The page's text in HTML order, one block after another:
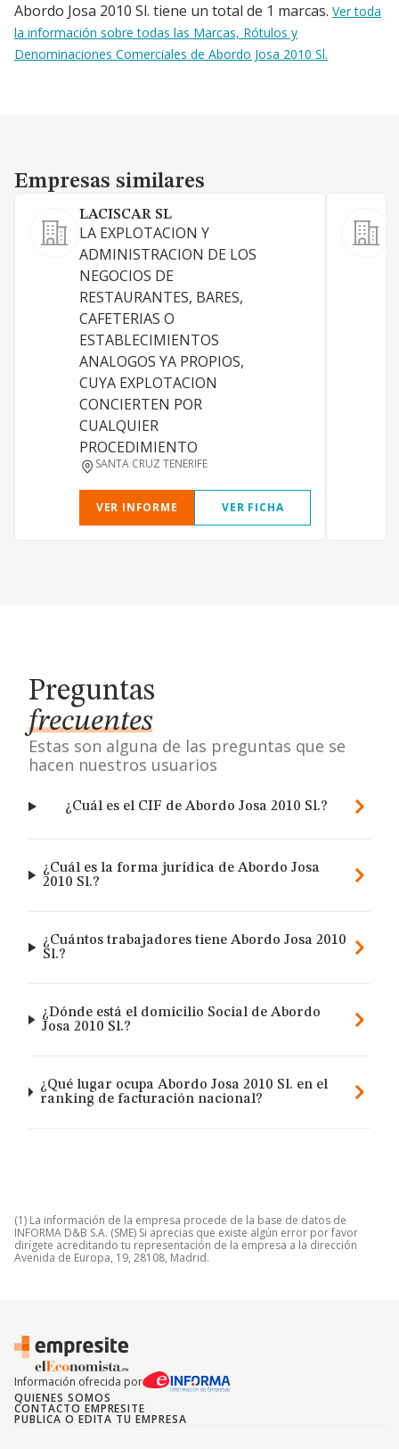
Abordo Josa 2010 Sl. tiene un total de 1 marcas. Ver toda
la información sobre todas las Marcas, Rótulos y
Denominaciones Comerciales de Abordo Josa 2010 Sl.
Empresas similares
Empresas similares
LACISCAR SL
LA EXPLOTACION Y
ADMINISTRACION DE LOS
NEGOCIOS DE
RESTAURANTES, BARES,
CAFETERIAS O
ESTABLECIMIENTOS
ANALOGOS YA PROPIOS,
CUYA EXPLOTACION
CONCIERTEN POR
CUALQUIER
PROCEDIMIENTO
SANTA CRUZ TENERIFE
VER INFORME VER FICHA
Preguntas
frecuentes
Estas son alguna de las preguntas que se
hacen nuestros usuarios
¿Cuál es el CIF de Abordo Josa 2010 Sl.?
¿Cuál es la forma jurídica de Abordo Josa
2010 Sl.?
¿Cuántos trabajadores tiene Abordo Josa 2010
Sl.?
¿Dónde está el domicilio Social de Abordo
Josa 2010 Sl.?
¿Qué lugar ocupa Abordo Josa 2010 Sl. en el
ranking de facturación nacional?
(1) La información de la empresa procede de la base de datos de
INFORMA D&B S.A. (SME) Si aprecias que existe algún error por favor
dirígete acreditando tu representación de la empresa a la dirección
Avenida de Europa, 19, 28108, Madrid.
Información ofrecida por
QUIENES SOMOS
CONTACTO EMPRESITE
PUBLICA O EDITA TU EMPRESA